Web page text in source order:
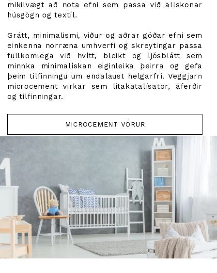
mikilvægt að nota efni sem passa við allskonar
húsgögn og textíl.
Grátt, minimalismi, viður og aðrar góðar efni sem
einkenna norræna umhverfi og skreytingar passa
fullkomlega við hvítt, bleikt og ljósblátt sem
minnka minimalískan eiginleika þeirra og gefa
þeim tilfinningu um endalaust helgarfrí. Veggjarn
microcement virkar sem litakatalísator, áferðir
og tilfinningar.
MICROCEMENT VÖRUR